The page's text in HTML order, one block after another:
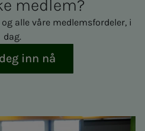
med­­­­­lem?
alle våre medlemsfordeler, i
dag.
inn nå